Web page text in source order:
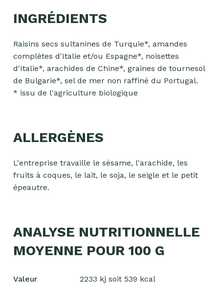
INGRÉDIENTS
Raisins secs sultanines de Turquie*, amandes
complètes d'Italie et/ou Espagne*, noisettes
d'Italie*, arachides de Chine*, graines de tournesol
de Bulgarie*, sel de mer non raffiné du Portugal.
* issu de l'agriculture biologique
ALLERGÈNES
L'entreprise travaille le sésame, l'arachide, les
fruits à coques, le lait, le soja, le seigle et le petit
épeautre.
ANALYSE NUTRITIONNELLE
MOYENNE POUR 100 G
Valeur 2233 kj soit 539 kcal